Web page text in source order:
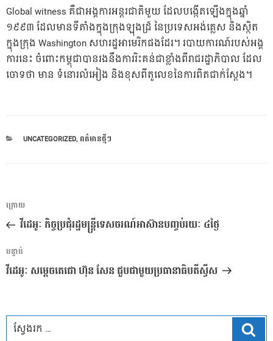
Global witness គឺ​ជា​អង្គ​ការ​អន្តរ​ជាតិ​មួយ​ ដែល​បង្កើត​ឡើង​ក្នុង​ឆ្នាំ​
១៩៩៣ ដែល​មាន​ទី​តាំង​ក្នុង​ក្រុង​ឡុង​ដ្រ៍ នៃ​ប្រ​ទេស​អង់​គ្លេស និង​ស្ថិត​
ក្នុង​ក្រុង Washington សហ​រដ្ឋ​អា​មេ​រិក​ផង​ដែរ​។ របាយ​ការណ៍​របស់​អង្គ​
ការ​នេះ ចំពោះ​កម្ពុជា​បាន​រង​នឹង​ការ​រិះ​គន់​ជា​ខ្លាំង​ពី​រាជ​រដ្ឋា​ភិ​បាល ​ដែល​
ចោទ​ថា​ មាន ទំនោរ​លំ​អៀង​ និង​ខុស​ពី​តួ​លេខ​នៃការ​ពិត​ជាក់​ស្តែង​។
CATEGORIES
UNCATEGORIZED, ពត៌មានថ្មីៗ
ការ​
នាំទិស​
ប្រកាស
អត្ថបទ
មុន
ក្រោយ
វីដេអូៈ កិច្ចប្រជុំរដ្ឋមន្ត្រីទេសចរណ៍អាស៊ានបញ្ចប់រយៈ ៤ថ្ងៃ
អត្ថបទ
បន្ទាប់
បន្ទាប់
វីដេអូៈ សម្តេចតេជោ ហ៊ុន សែន ជួបជាមួយប្រធានាធិបតីស្វីស